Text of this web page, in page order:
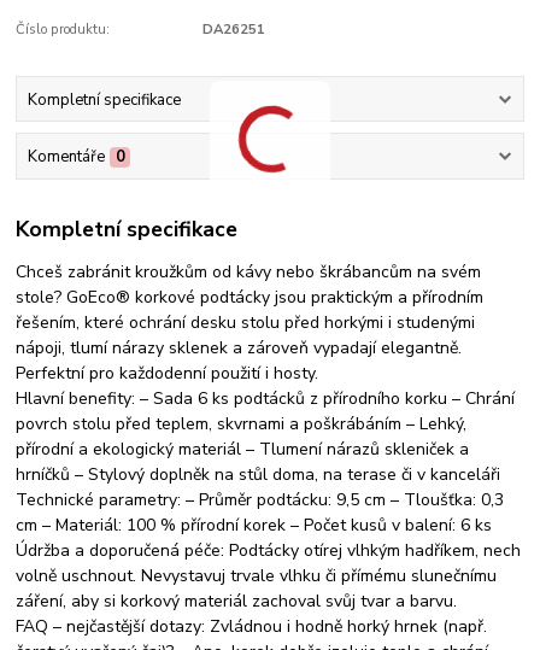
Číslo produktu: DA26251
Kompletní specifikace
Komentáře 0
Kompletní specifikace
Chceš zabránit kroužkům od kávy nebo škrábancům na svém
stole? GoEco® korkové podtácky jsou praktickým a přírodním
řešením, které ochrání desku stolu před horkými i studenými
nápoji, tlumí nárazy sklenek a zároveň vypadají elegantně.
Perfektní pro každodenní použití i hosty.
Hlavní benefity: – Sada 6 ks podtácků z přírodního korku – Chrání
povrch stolu před teplem, skvrnami a poškrábáním – Lehký,
přírodní a ekologický materiál – Tlumení nárazů skleniček a
hrníčků – Stylový doplněk na stůl doma, na terase či v kanceláři
Technické parametry: – Průměr podtácku: 9,5 cm – Tloušťka: 0,3
cm – Materiál: 100 % přírodní korek – Počet kusů v balení: 6 ks
Údržba a doporučená péče: Podtácky otírej vlhkým hadříkem, nech
volně uschnout. Nevystavuj trvale vlhku či přímému slunečnímu
záření, aby si korkový materiál zachoval svůj tvar a barvu.
FAQ – nejčastější dotazy: Zvládnou i hodně horký hrnek (např.